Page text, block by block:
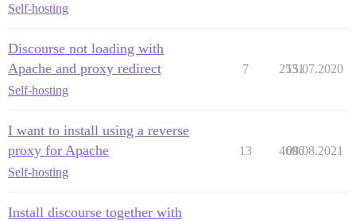
Self-hosting
Discourse not loading with
Apache and proxy redirect
Self-hosting
7 2531
15.07.2020
I want to install using a reverse
proxy for Apache
Self-hosting
13 4696
08.08.2021
Install discourse together with